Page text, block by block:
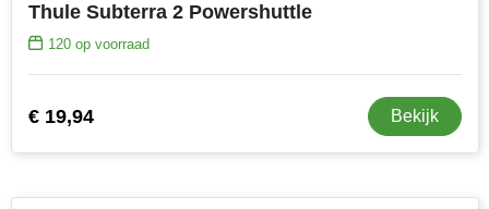
Thule Subterra 2 Powershuttle
120op voorraad
€ 19,94 Bekijk